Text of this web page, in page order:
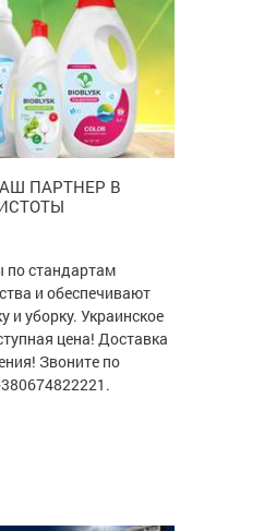
ПАРТНЕР В
по стандартам
и обеспечивают
и уборку. Украинское
цена! Доставка
Звоните по